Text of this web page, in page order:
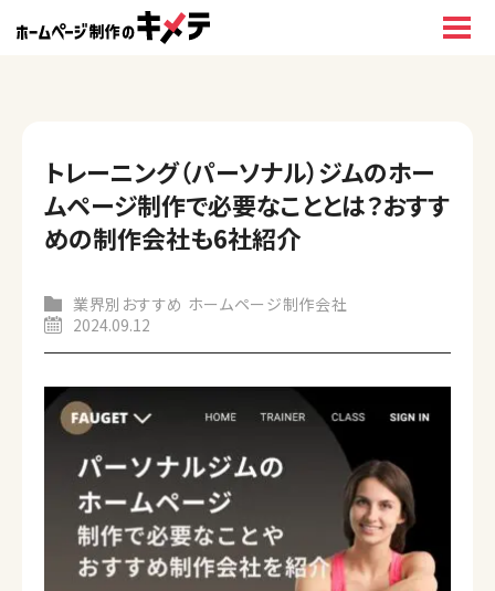
トレーニング（パーソナル）ジムのホー
ムページ制作で必要なこととは？おすす
めの制作会社も6社紹介
業界別おすすめ ホームページ制作会社
2024.09.12